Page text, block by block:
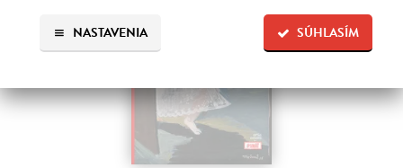
SÚHLASÍM
NASTAVENIA